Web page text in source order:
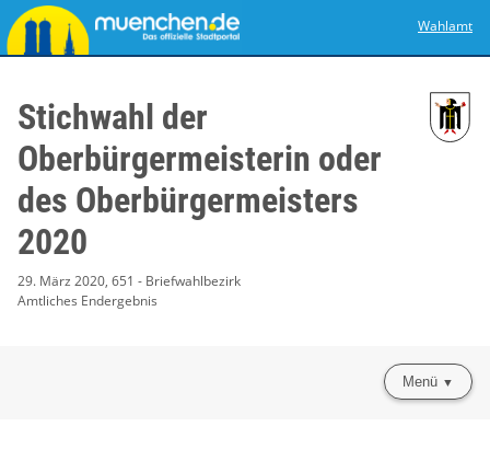
Wahlamt
Stichwahl der
Oberbürgermeisterin oder
des Oberbürgermeisters
2020
29. März 2020, 651 - Briefwahlbezirk
Amtliches Endergebnis
Menü